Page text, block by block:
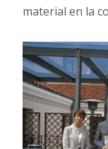
material en la